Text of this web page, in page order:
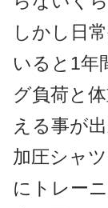
しかし日
いると1年
グ負荷と
える事が
加圧シャ
にトレー